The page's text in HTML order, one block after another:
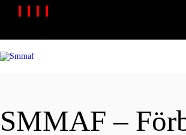
SMMAF –